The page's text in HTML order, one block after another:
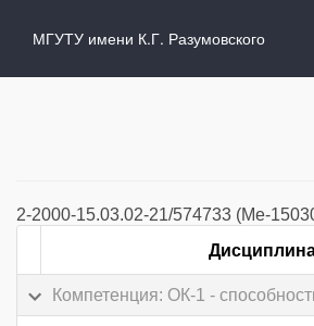
МГУТУ имени К.Г. Разумовского
2-2000-15.03.02-21/574733 (Ме-
Компетенция: ОК-1 -